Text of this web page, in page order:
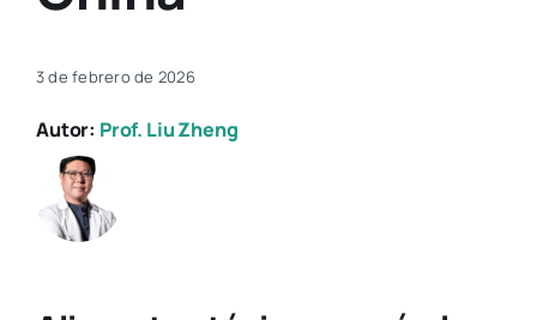
3 de febrero de 2026
Autor: Prof. Liu Zheng